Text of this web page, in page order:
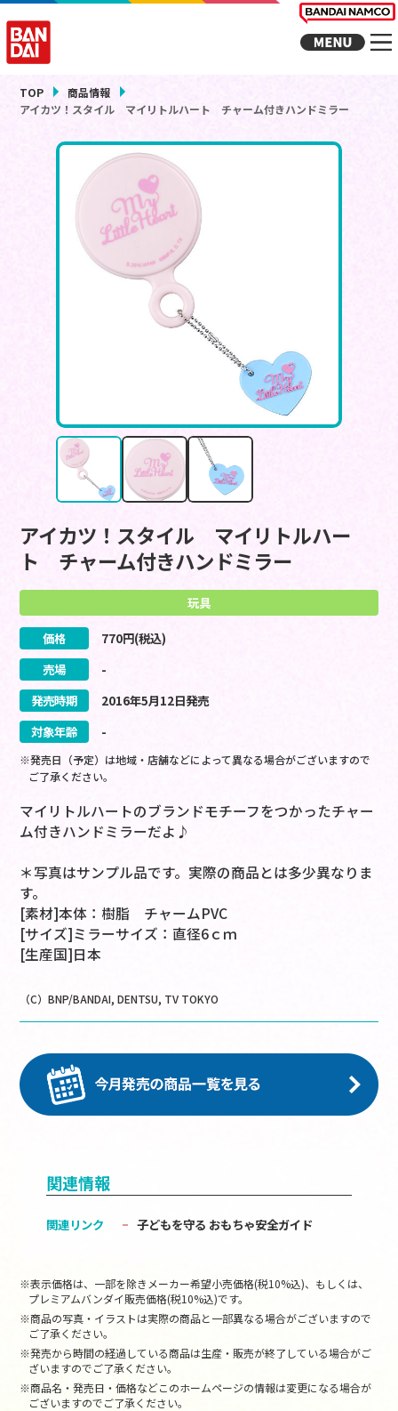
TOP
商品情報
アイカツ！スタイル マイリトルハート チャーム付きハンドミラー
アイカツ！スタイル マイリトルハー
ト チャーム付きハンドミラー
玩具
価格 770円(税込)
売場
-
発売時期
2016年5月12日発売
対象年齢
-
※発売日（予定）は地域・店舗などによって異なる場合がございますので
ご了承ください。
マイリトルハートのブランドモチーフをつかったチャー
ム付きハンドミラーだよ♪
＊写真はサンプル品です。実際の商品とは多少異なりま
す。
[素材]本体：樹脂 チャームPVC
[サイズ]ミラーサイズ：直径6ｃｍ
[生産国]日本
（C）BNP/BANDAI, DENTSU, TV TOKYO
関連情報
関連リンク 子どもを守る おもちゃ安全ガイド
※表示価格は、一部を除きメーカー希望小売価格(税10%込)、もしくは、
プレミアムバンダイ販売価格(税10%込)です。
※商品の写真・イラストは実際の商品と一部異なる場合がございますので
ご了承ください。
※発売から時間の経過している商品は生産・販売が終了している場合がご
ざいますのでご了承ください。
※商品名・発売日・価格などこのホームページの情報は変更になる場合が
ございますのでご了承ください。